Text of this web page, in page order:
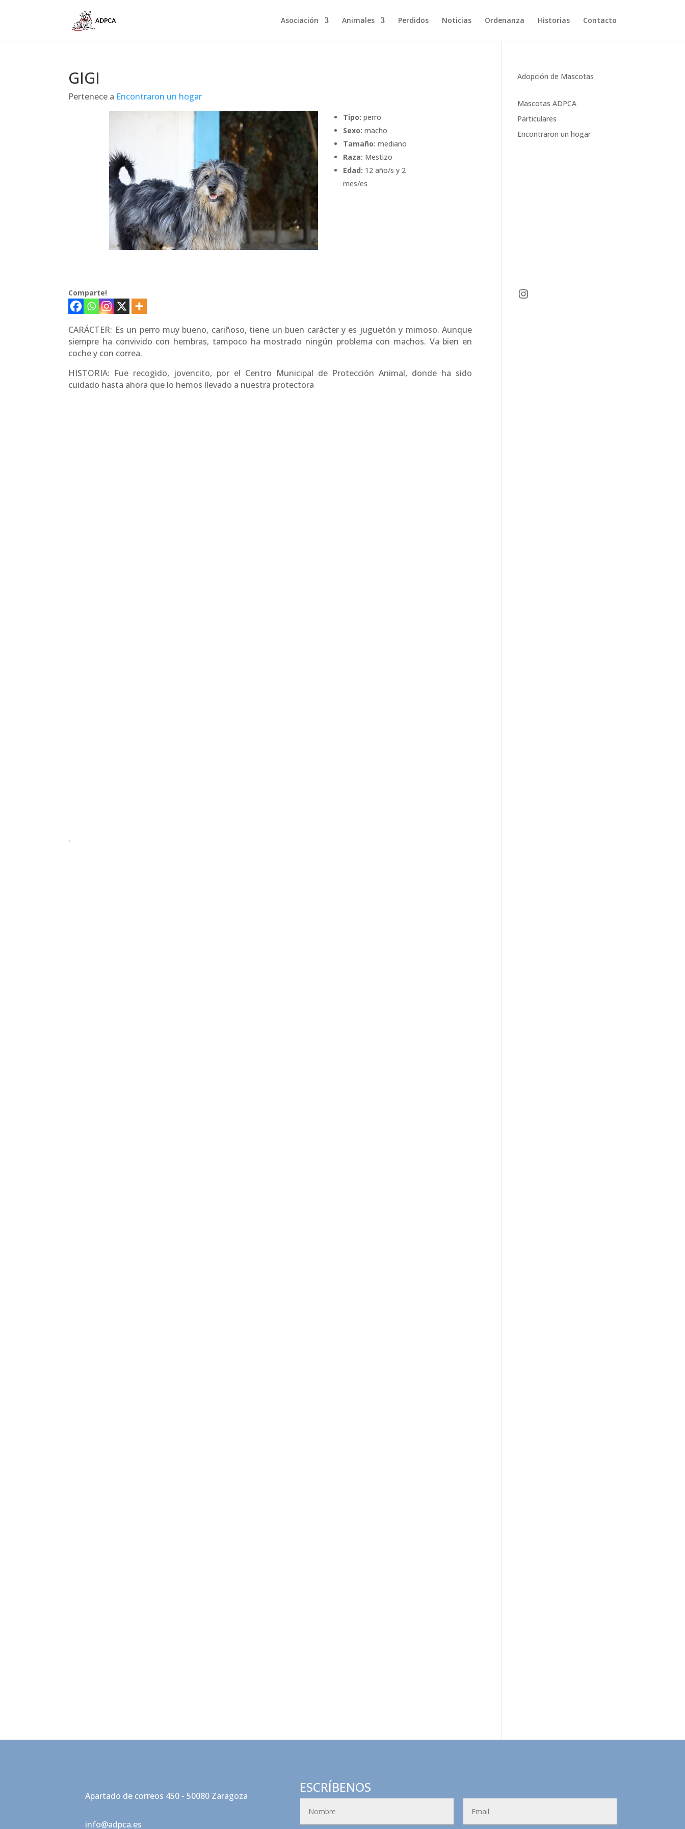
Asociación Animales Perdidos Noticias Ordenanza Historias Contacto
GIGI
Pertenece a Encontraron un hogar
Tipo: perro
Sexo: macho
Tamaño: mediano
Raza: Mestizo
Edad: 12 año/s y 2
mes/es
Comparte!
CARÁCTER: Es un perro muy bueno, cariñoso, tiene un buen carácter y es juguetón y mimoso. Aunque
siempre ha convivido con hembras, tampoco ha mostrado ningún problema con machos. Va bien en
coche y con correa.
HISTORIA: Fue recogido, jovencito, por el Centro Municipal de Protección Animal, donde ha sido
cuidado hasta ahora que lo hemos llevado a nuestra protectora
.
Adopción de Mascotas
Mascotas ADPCA
Particulares
Encontraron un hogar
Instagram
Apartado de correos 450 - 50080 Zaragoza
info@adpca.es
ESCRÍBENOS